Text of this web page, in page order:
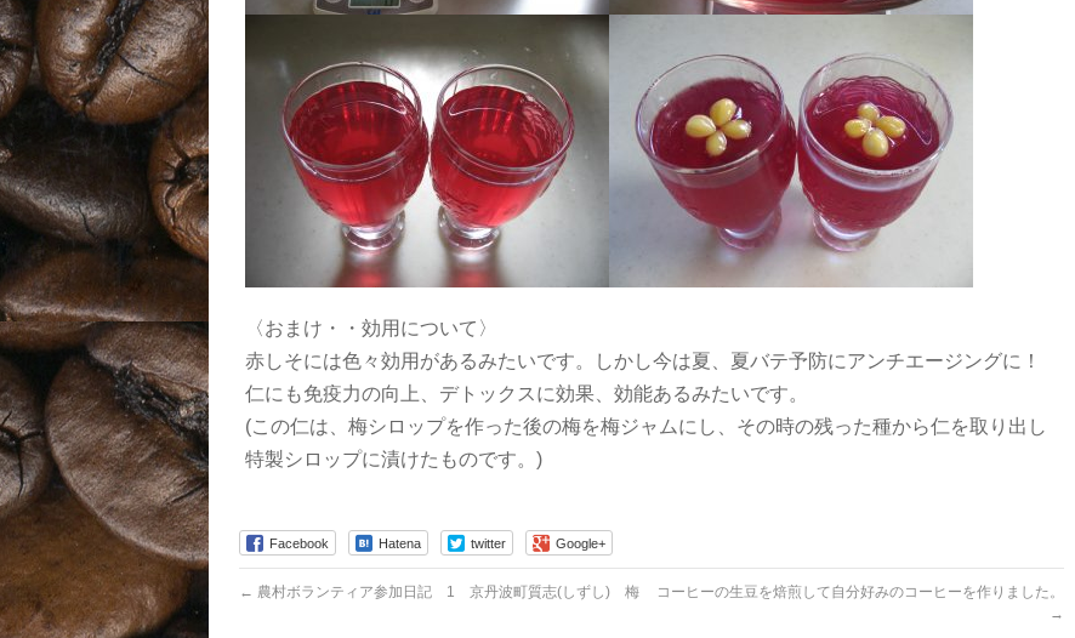
〈おまけ・・効用について〉
赤しそには色々効用があるみたいです。しかし今は夏、夏バテ予防にアンチエージングに！
仁にも免疫力の向上、デトックスに効果、効能あるみたいです。
(この仁は、梅シロップを作った後の梅を梅ジャムにし、その時の残った種から仁を取り出し
特製シロップに漬けたものです。)
Facebook Hatena twitter Google+
← 農村ボランティア参加日記 1 京丹波町質志(しずし) 梅
コーヒーの生豆を焙煎して自分好みのコーヒーを作りました。
→